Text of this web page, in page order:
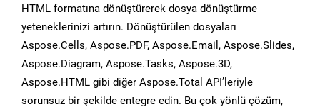
HTML formatına dönüştürerek dosya dönüştürme
yeteneklerinizi artırın. Dönüştürülen dosyaları
Aspose.Cells, Aspose.PDF, Aspose.Email, Aspose.Slides,
Aspose.Diagram, Aspose.Tasks, Aspose.3D,
Aspose.HTML gibi diğer Aspose.Total API’leriyle
sorunsuz bir şekilde entegre edin. Bu çok yönlü çözüm,